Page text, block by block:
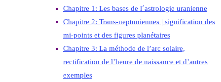
Chapitre 1: Les bases de l´astrologie uranienne
Chapitre 2: Trans-neptuniennes | signification des
mi-points et des figures planétaires
Chapitre 3: La méthode de l’arc solaire,
rectification de l’heure de naissance et d’autres
exemples